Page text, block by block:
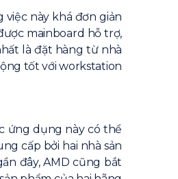
này khá đơn giản
mainboard hỗ trợ,
là đặt hàng từ nhà
tốt với workstation
ứng dụng này có thể
cấp bởi hai nhà sản
đây, AMD cũng bắt